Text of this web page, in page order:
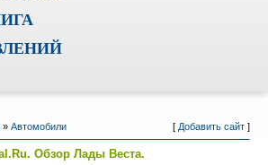
» Автомобили [ Добавить сайт]
Обзор Лады Веста.